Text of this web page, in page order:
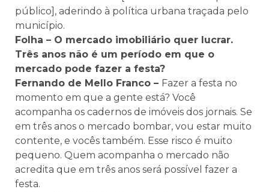
público], aderindo à política urbana traçada pelo
município.
Folha – O mercado imobiliário quer lucrar.
Três anos não é um período em que o
mercado pode fazer a festa?
Fernando de Mello Franco – Fazer a festa no
momento em que a gente está? Você
acompanha os cadernos de imóveis dos jornais. Se
em três anos o mercado bombar, vou estar muito
contente, e vocês também. Esse risco é muito
pequeno. Quem acompanha o mercado não
acredita que em três anos será possível fazer a
festa.